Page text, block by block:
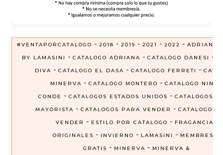
#VENTAPORCATALOGO - 2018 - 2019 - 2021 - 2022 - ADRIANA
BY LAMASINI - CATALOGO ADRIANA - CATALOGO DANESI -
DIVA - CATALOGO EL DASA - CATALOGO FERRETI -
MINERVA - CATALOGO MONTERO - CATALOGO NINEL
CONDE
- CATALOGOS ESTADOS UNIDOS - CATALOGOS
MAYORISTA - CATALOGOS PARA VENDER - CATALOGOS
VENDER
- ESTILO POR CATALOGO - FRAGANCIAS
ORIGINALES - INVIERNO - LAMASINI - MEMBRESIA
GRATIS - MINERVA - MINERVA &